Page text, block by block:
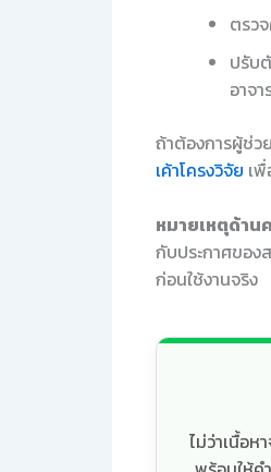
ตรว
ปรับ
อาจ
ถ้าต้องการผู้ช่ว
เค้าโครงวิจัย เ
หมายเหตุด้าน
กับประกาศของ
ก่อนใช้งานจริง
ไม่ว่าเนื้อ